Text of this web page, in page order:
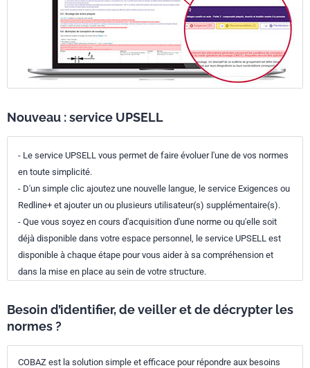
Nouveau : service UPSELL
- Le service UPSELL vous permet de faire évoluer l'une de vos normes
en toute simplicité.
- D'un simple clic ajoutez une nouvelle langue, le service Exigences ou
Redline+ et ajouter un ou plusieurs utilisateur(s) supplémentaire(s).
- Que vous soyez en cours d'acquisition d'une norme ou qu'elle soit
déjà disponible dans votre espace personnel, le service UPSELL est
disponible à chaque étape pour vous aider à sa compréhension et
dans la mise en place au sein de votre structure.
Besoin d’identifier, de veiller et de décrypter les
normes ?
COBAZ est la solution simple et efficace pour répondre aux besoins